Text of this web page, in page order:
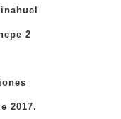
2
2017.